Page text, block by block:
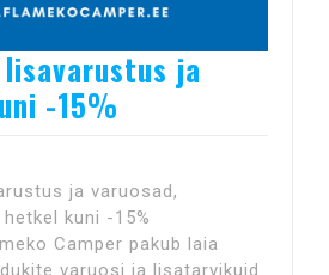
ja
-15%
ja varuosad,
kuni -15%
Camper pakub laia
varuosi ja lisatarvikuid